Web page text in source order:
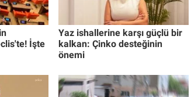
İşte
Yaz ishallerine karşı güçlü bir
kalkan: Çinko desteğinin
önemi